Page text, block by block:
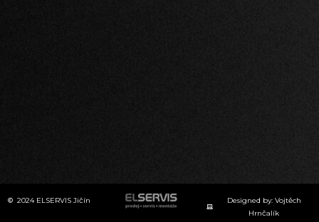
2024 ELSERVIS Jičín
Designed by: Vojtěch
Hrnčalík